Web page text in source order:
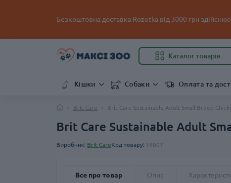
Безкоштовна доставка Rozetka від 3000 грн
Каталог товарів
Кішки Собаки Оплата та
Brit Care Brit Care Sustainable Adult Small Breed
Brit Care Sustainable Adult
Виробник: Brit CareКод товару: 16007
Все про товар Опис